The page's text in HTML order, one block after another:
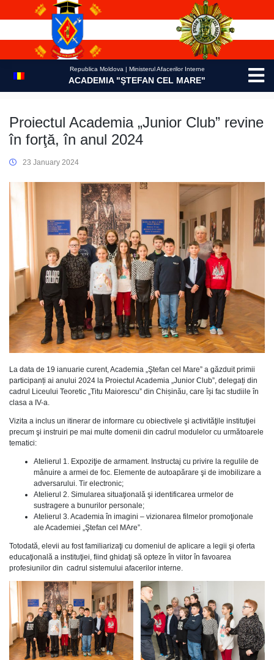
Republica Moldova | Ministerul Afacerilor Interne
ACADEMIA "ŞTEFAN CEL MARE"
Proiectul Academia „Junior Club” revine
în forţă, în anul 2024
23 January 2024
La data de 19 ianuarie curent, Academia „Ştefan cel Mare” a găzduit primii
participanți ai anului 2024 la Proiectul Academia „Junior Club”, delegați din
cadrul Liceului Teoretic „Titu Maiorescu” din Chișinău, care își fac studiile în
clasa a IV-a.
Vizita a inclus un itinerar de informare cu obiectivele şi activităţile instituţiei
precum şi instruiri pe mai multe domenii din cadrul modulelor cu următoarele
tematici:
Atelierul 1. Expoziţie de armament. Instructaj cu privire la regulile de
mânuire a armei de foc. Elemente de autoapărare şi de imobilizare a
adversarului. Tir electronic;
Atelierul 2. Simularea situaţională şi identificarea urmelor de
sustragere a bunurilor personale;
Atelierul 3. Academia în imagini – vizionarea filmelor promoţionale
ale Academiei „Ştefan cel MAre”.
Totodată, elevii au fost familiarizaţi cu domeniul de aplicare a legii şi oferta
educaţională a instituţiei, fiind ghidaţi să opteze în viitor în favoarea
profesiunilor din cadrul sistemului afacerilor interne.